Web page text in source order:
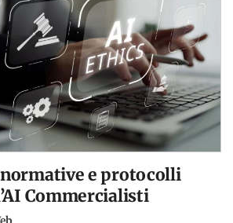
e protocolli
Commercialisti